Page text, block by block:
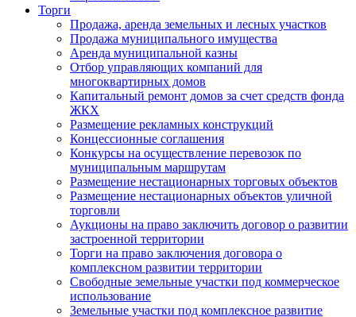
Торги
Продажа, аренда земельных и лесных участков
Продажа муниципального имущества
Аренда муниципальной казны
Отбор управляющих компаний для
многоквартирных домов
Капитальный ремонт домов за счет средств фонда
ЖКХ
Размещение рекламных конструкций
Концессионные соглашения
Конкурсы на осуществление перевозок по
муниципальным маршрутам
Размещение нестационарных торговых объектов
Размещение нестационарных объектов уличной
торговли
Аукционы на право заключить договор о развитии
застроенной территории
Торги на право заключения договора о
комплексном развитии территории
Свободные земельные участки под коммерческое
использование
Земельные участки под комплексное развитие